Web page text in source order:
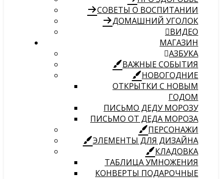
СОВЕТЫ О ВОСПИТАНИИ
ДОМАШНИЙ УГОЛОК
ВИДЕО
МАГАЗИН
АЗБУКА
ВАЖНЫЕ СОБЫТИЯ
НОВОГОДНИЕ
ОТКРЫТКИ С НОВЫМ
ГОДОМ
ПИСЬМО ДЕДУ МОРОЗУ
ПИСЬМО ОТ ДЕДА МОРОЗА
ПЕРСОНАЖИ
ЭЛЕМЕНТЫ ДЛЯ ДИЗАЙНА
КЛАДОВКА
ТАБЛИЦА УМНОЖЕНИЯ
КОНВЕРТЫ ПОДАРОЧНЫЕ